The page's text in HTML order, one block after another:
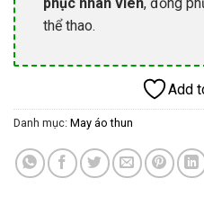
phục nhân viên, đồng
thể thao.
Add
Danh mục: May áo thun